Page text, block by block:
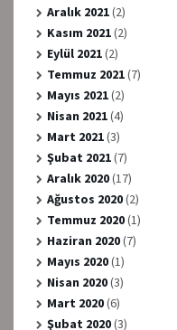
Aralık 2021(2)
Kasım 2021(2)
Eylül 2021(2)
Temmuz 2021(7)
Mayıs 2021(2)
Nisan 2021(4)
Mart 2021(3)
Şubat 2021(7)
Aralık 2020(17)
Ağustos 2020(2)
Temmuz 2020(1)
Haziran 2020(7)
Mayıs 2020(1)
Nisan 2020(3)
Mart 2020(6)
Şubat 2020(3)